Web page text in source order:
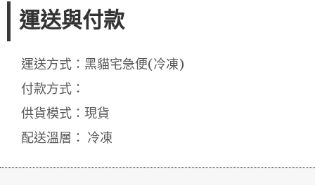
運送與付款
運送方式：黑貓宅急便(冷凍)
付款方式：
供貨模式：現貨
配送溫層： 冷凍